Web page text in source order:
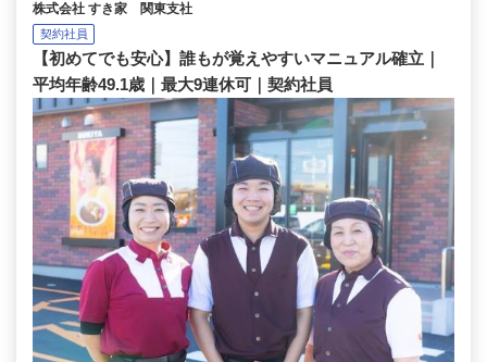
株式会社 すき家 関東支社
契約社員
【初めてでも安心】誰もが覚えやすいマニュアル確立｜
平均年齢49.1歳｜最大9連休可｜契約社員